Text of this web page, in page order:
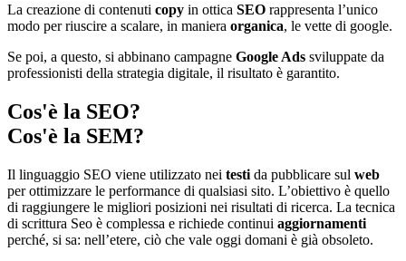
La creazione di contenuti copy in ottica SEO rappresenta l’unico
modo per riuscire a scalare, in maniera organica, le vette di google.
Se poi, a questo, si abbinano campagne Google Ads sviluppate da
professionisti della strategia digitale, il risultato è garantito.
Cos'è la SEO?
Cos'è la SEM?
Il linguaggio SEO viene utilizzato nei testi da pubblicare sul web
per ottimizzare le performance di qualsiasi sito. L’obiettivo è quello
di raggiungere le migliori posizioni nei risultati di ricerca. La tecnica
di scrittura Seo è complessa e richiede continui aggiornamenti
perché, si sa: nell’etere, ciò che vale oggi domani è già obsoleto.